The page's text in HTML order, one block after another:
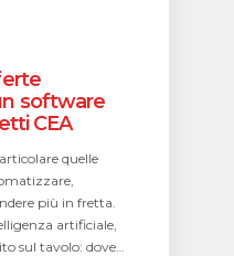
software
CEA
quelle
più in fretta.
artificiale,
sul tavolo: dove…